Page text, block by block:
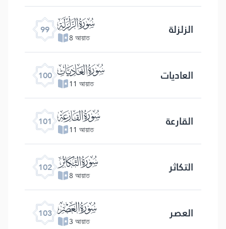
99 ﰐ
8 আয়াত الزلزلة
100 ﰑ
11 আয়াত العادیات
101 ﰒ
11 আয়াত القارعة
102 ﰓ
8 আয়াত التكاثر
103 ﰔ
3 আয়াত العصر